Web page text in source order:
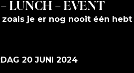
LUNCH – EVENT
je er nog nooit één
20 JUNI 2024